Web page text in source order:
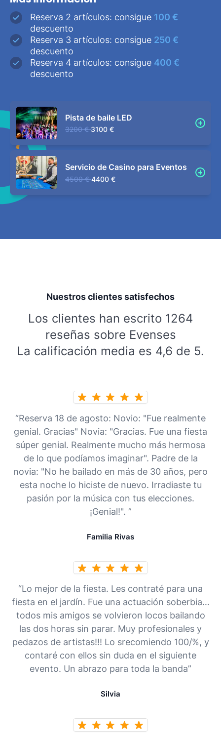
Reserva 2 artículos: consigue 100 €
descuento
Reserva 3 artículos: consigue 250 €
descuento
Reserva 4 artículos: consigue 400 €
descuento
Pista de baile LED
3200 € 3100 €
Servicio de Casino para Eventos
4500 € 4400 €
Nuestros clientes satisfechos
Los clientes han escrito 1264
reseñas sobre Evenses
La calificación media es 4,6 de 5.
“Reserva 18 de agosto: Novio: "Fue realmente
genial. Gracias" Novia: "Gracias. Fue una fiesta
súper genial. Realmente mucho más hermosa
de lo que podíamos imaginar". Padre de la
novia: "No he bailado en más de 30 años, pero
esta noche lo hiciste de nuevo. Irradiaste tu
pasión por la música con tus elecciones.
¡Genial!". ”
Familia Rivas
“Lo mejor de la fiesta. Les contraté para una
fiesta en el jardín. Fue una actuación soberbia…
todos mis amigos se volvieron locos bailando
las dos horas sin parar. Muy profesionales y
pedazos de artistas!!! Lo srecomiendo 100/%, y
contaré con ellos sin duda en el siguiente
evento. Un abrazo para toda la banda”
Silvia